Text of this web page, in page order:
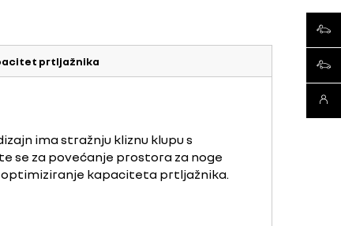
prtljažnika
ima stražnju kliznu klupu s
se za povećanje prostora za noge
optimiziranje kapaciteta prtljažnika.